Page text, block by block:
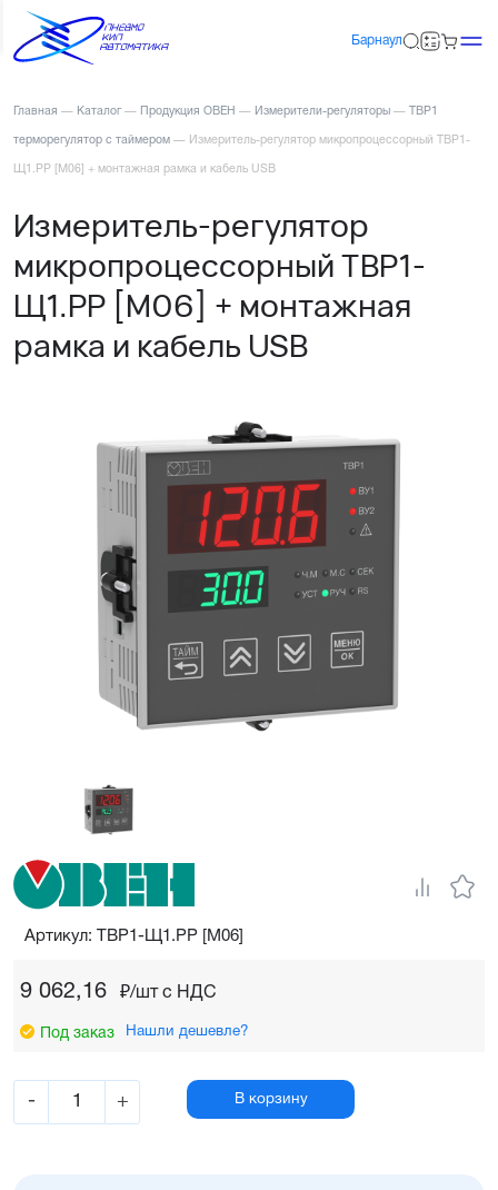
Барнаул
Главная — Каталог — Продукция ОВЕН — Измерители-регуляторы — ТВР1
терморегулятор с таймером — Измеритель-регулятор микропроцессорный ТВР1-
Щ1.РР [М06] + монтажная рамка и кабель USB
Измеритель-регулятор
микропроцессорный ТВР1-
Щ1.РР [М06] + монтажная
рамка и кабель USB
9 062,16 ₽/шт c НДС
Под заказ Нашли дешевле?
- + В корзину
Артикул: ТВР1-Щ1.РР [М06]